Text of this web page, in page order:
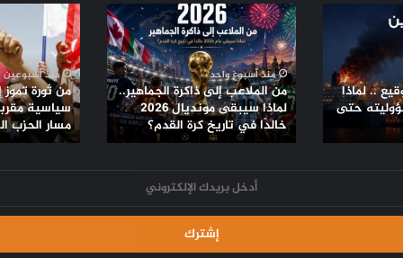
مسيّرة دمياط بلا توقيع .. لماذا لم يعلن
الفاعل مسؤوليته حتى الآن؟
ترامب يعلّق ضرباته ضد إيران.. اتفاق
مرتقب لإنهاء الحرب أم هدنة أخرى قابلة
للانهيار؟
.. لماذا
حتى
من
الملاعب
إلى
ذاكرة
الجماهير..
لماذا
سيبقى
مونديال
تاريخ
منذ أسبوع واحد
من الملاعب إلى ذاكرة الجماهير..
لماذا سيبقى مونديال 2026
خالدًا في تاريخ كرة القدم؟
من
ثورة
تموز
إلى
تحالفات
سياسية
مقربة
من
الشيوعي
منذ أسبوعين
من ثورة
سياسية
مسار الحزب